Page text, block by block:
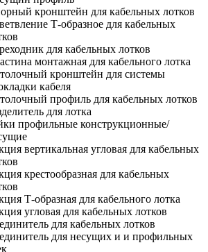
кронштейн для кабельных лотков
Т-образное для кабельных
для кабельных лотков
монтажная для кабельного лотка
кронштейн для системы
кабеля
профиль для кабельных лотков
для лотка
профильные конструкционные/
вертикальная угловая для кабельных
крестообразная для кабельных
Т-образная для кабельного лотка
угловая для кабельных лотков
для кабельных лотков
для несущих и и профильных